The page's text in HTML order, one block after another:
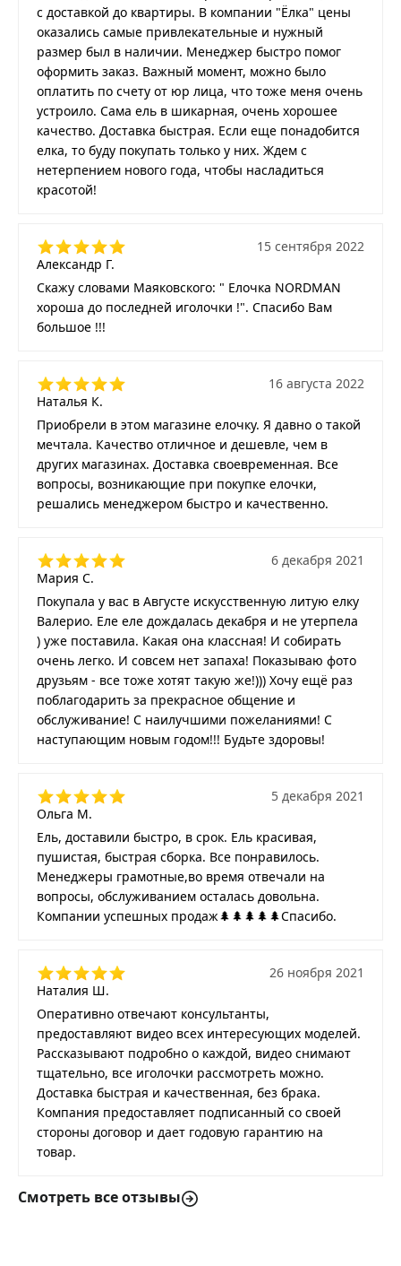
с доставкой до квартиры. В компании "Ёлка" цены
оказались самые привлекательные и нужный
размер был в наличии. Менеджер быстро помог
оформить заказ. Важный момент, можно было
оплатить по счету от юр лица, что тоже меня очень
устроило. Сама ель в шикарная, очень хорошее
качество. Доставка быстрая. Если еще понадобится
елка, то буду покупать только у них. Ждем с
нетерпением нового года, чтобы насладиться
красотой!
Александр Г.
15 сентября 2022
Скажу словами Маяковского: " Елочка NORDMAN
хороша до последней иголочки !". Спасибо Вам
большое !!!
Наталья К.
16 августа 2022
Приобрели в этом магазине елочку. Я давно о такой
мечтала. Качество отличное и дешевле, чем в
других магазинах. Доставка своевременная. Все
вопросы, возникающие при покупке елочки,
решались менеджером быстро и качественно.
Мария С.
6 декабря 2021
Покупала у вас в Августе искусственную литую елку
Валерио. Еле еле дождалась декабря и не утерпела
) уже поставила. Какая она классная! И собирать
очень легко. И совсем нет запаха! Показываю фото
друзьям - все тоже хотят такую же!))) Хочу ещё раз
поблагодарить за прекрасное общение и
обслуживание! С наилучшими пожеланиями! С
наступающим новым годом!!! Будьте здоровы!
Ольга М.
5 декабря 2021
Ель, доставили быстро, в срок. Ель красивая,
пушистая, быстрая сборка. Все понравилось.
Менеджеры грамотные,во время отвечали на
вопросы, обслуживанием осталась довольна.
Компании успешных продаж🌲🌲🌲🌲🌲Спасибо.
Наталия Ш.
26 ноября 2021
Оперативно отвечают консультанты,
предоставляют видео всех интересующих моделей.
Рассказывают подробно о каждой, видео снимают
тщательно, все иголочки рассмотреть можно.
Доставка быстрая и качественная, без брака.
Компания предоставляет подписанный со своей
стороны договор и дает годовую гарантию на
товар.
Смотреть все отзывы